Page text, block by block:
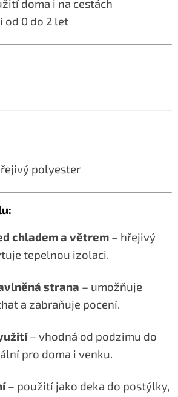
doma i na cestách
od 0 do 2 let
polyester
chladem a větrem – hřejivý
tepelnou izolaci.
strana – umožňuje
a zabraňuje pocení.
– vhodná od podzimu do
pro doma i venku.
– použití jako deka do postýlky,